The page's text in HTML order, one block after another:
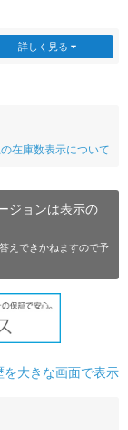
詳しく見る
在庫数表示について
ジョンは表示の
えできかねますので予
を大きな画面で表示
から
まで